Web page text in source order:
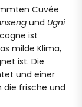
Cuvée
und Ugni
ist
milde Klima,
ist. Die
und einer
die frische und